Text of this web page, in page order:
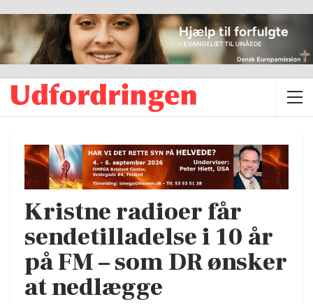
Kristne radioer får
sendetilladelse i 10 år
på FM – som DR ønsker
at nedlægge